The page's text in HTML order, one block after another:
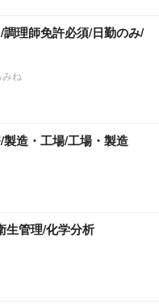
調理師免許必須/日勤のみ/
ね
製造・工場/工場・製造
生管理/化学分析